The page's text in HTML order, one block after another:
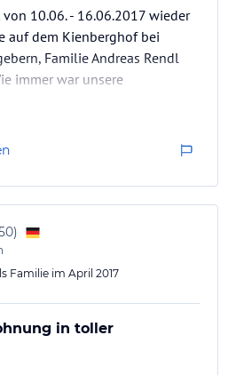
10.06. - 16.06.2017 wieder
auf dem Kienberghof bei
Familie Andreas Rendl
immer war unsere
Jungs zwischenzeitlich
alt sind, gehen sie doch
mit uns nach Reith. Das liegt
der super Unterkunft. Wie
die Fam. Rendl unsere
sodass…
)
Familie im April 2017
in toller